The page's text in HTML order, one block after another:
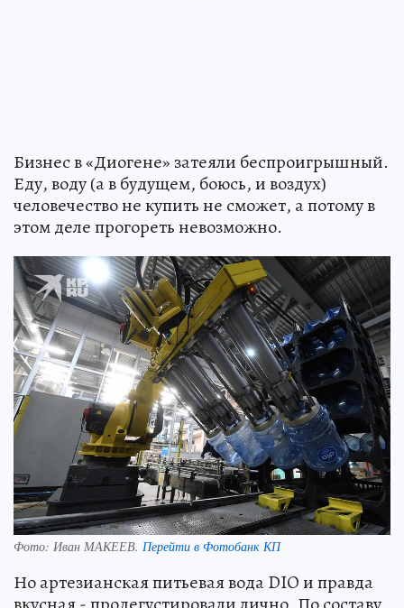
Бизнес в «Диогене» затеяли беспроигрышный.
Еду, воду (а в будущем, боюсь, и воздух)
человечество не купить не сможет, а потому в
этом деле прогореть невозможно.
Фото: Иван МАКЕЕВ. Перейти в Фотобанк КП
Но артезианская питьевая вода DIO и правда